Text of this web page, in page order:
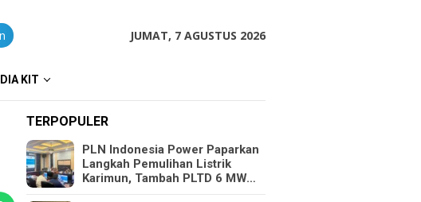
JUMAT, 7 AGUSTUS 2026
KIT
TERPOPULER
PLN Indonesia Power Paparkan
Langkah Pemulihan Listrik
Karimun, Tambah PLTD 6 MW…